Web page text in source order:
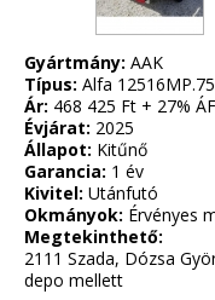
Gyártmány: AAK
Típus: Alfa 12516MP.75
Ár: 468 425 Ft + 27%
Évjárat: 2025
Állapot: Kitűnő
Garancia: 1 év
Kivitel: Utánfutó
Okmányok: Érvényes
Megtekinthető:
2111 Szada, Dózsa
depo mellett